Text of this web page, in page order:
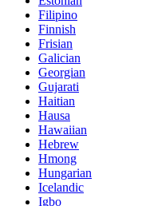
Filipino
Finnish
Frisian
Galician
Georgian
Gujarati
Haitian
Hausa
Hawaiian
Hebrew
Hmong
Hungarian
Icelandic
Igbo